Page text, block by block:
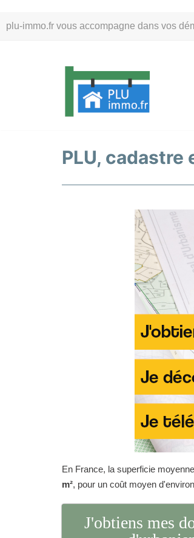
plu-immo.fr vous accompagne dans vos
au
PLU,
En France, la superficie
m², pour un coût moyen
J'obtiens mes